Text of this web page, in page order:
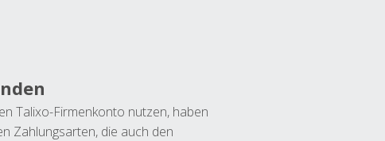
Talixo-Firmenkonto nutzen, haben
Zahlungsarten, die auch den